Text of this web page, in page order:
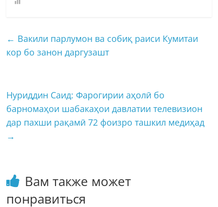
← Вакили парлумон ва собиқ раиси Кумитаи
кор бо занон даргузашт
Нуриддин Саид: Фарогирии аҳолӣ бо
барномаҳои шабакаҳои давлатии телевизион
дар пахши рақамӣ 72 фоизро ташкил медиҳад
→
Вам также может
понравиться